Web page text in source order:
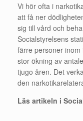
Vi hör ofta i
att få ner
sig till vård och
Socialstyrelsens
färre personer inom
stor ökning av
tjugo åren. Det
den
Läs artikeln i